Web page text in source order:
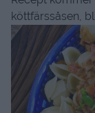
köttfärssåsen,